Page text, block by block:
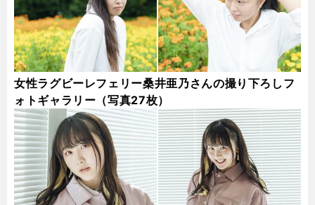
女性ラグビーレフェリー桑井亜乃さんの撮り下ろしフ
ォトギャラリー（写真27枚）